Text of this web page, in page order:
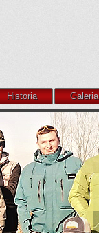
Historia Galeria